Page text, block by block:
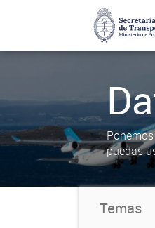
puedas
Temas